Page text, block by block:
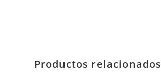
Productos relacionados